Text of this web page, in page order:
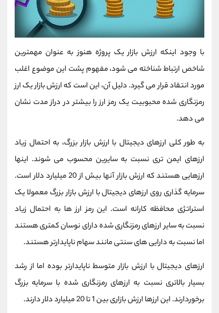
با وجود اینکه ارزش بازار یک پروژه هنوز به عنوان مهمترین
شاخص ارتباط شناخته می شود، مفهوم پشت این موضوع اغلب
مورد انتقاد قرار می گیرد. دلیل آن، این است که ارزش بازار یک ارز
رمزنگاری شده محبوبیت یک رمز ارز را بیشتر در دراز مدت نشان
می دهد.
به طور کلی ارزهای دیجیتال با ارزش بازار بزرگ، به احتمال زیاد
ارزهای ایمن تری نسبت به سایرین محسوب می شوند. اینها
ارزهایی هستند که ارزش بازار آنها بیش از 20 میلیارد دلار است.
سرمایه گذاری روی ارزهای دیجیتال با ارزش بازار بزرگ معمولا یک
استراتژی محافظه کارانه است. این رمز ارز ها به احتمال زیاد
نسبت به سایر ارزهای رمزنگاری شده دارای نوسان کمتری هستند
اما نسبت به دارایی های سنتی مانند سهام ناپایدارتر هستند.
ارزهای دیجیتال با ارزش بازار متوسط ناپایدارتر بوده اما از رشد
بسیار بالاتری نسبت به ارزهای رمزنگاری شده با سرمایه بزرگ
برخوردارند. این ارزها ارزش بازاری بین 1 تا 20 میلیارد دلار دارند.